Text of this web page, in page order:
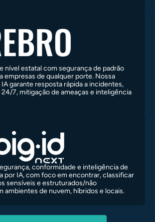
nível estatal com segurança de padrão
empresas de qualquer porte. Nossa
garante resposta rápida a incidentes,
7, mitigação de ameaças e inteligência
conformidade e inteligência de
por IA, com foco em encontrar, classificar
sensíveis e estruturados/não
ambientes de nuvem, híbridos e locais.